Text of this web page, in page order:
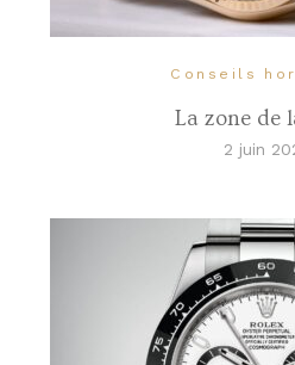
Conseils
La zone de
2 juin